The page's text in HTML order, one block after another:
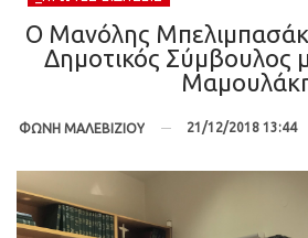
Ο Μανόλης
Δημοτικός Σύμβουλος
ΦΩΝΗ ΜΑΛΕΒΙΖΙΟΥ 21/12/2018 13:44